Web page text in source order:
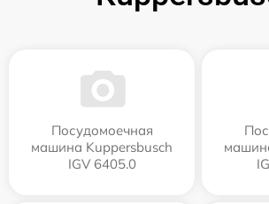
Посудомоечная
машина Kuppersbusch
IGV 6405.0